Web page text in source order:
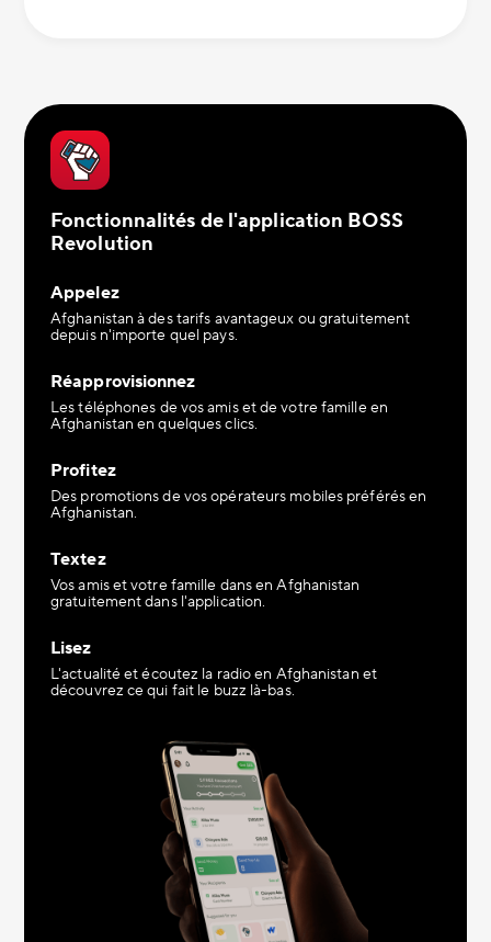
Fonctionnalités de l'application BOSS
Revolution
Appelez
Afghanistan à des tarifs avantageux ou gratuitement
depuis n'importe quel pays.
Réapprovisionnez
Les téléphones de vos amis et de votre famille en
Afghanistan en quelques clics.
Profitez
Des promotions de vos opérateurs mobiles préférés en
Afghanistan.
Textez
Vos amis et votre famille dans en Afghanistan
gratuitement dans l'application.
Lisez
L'actualité et écoutez la radio en Afghanistan et
découvrez ce qui fait le buzz là-bas.